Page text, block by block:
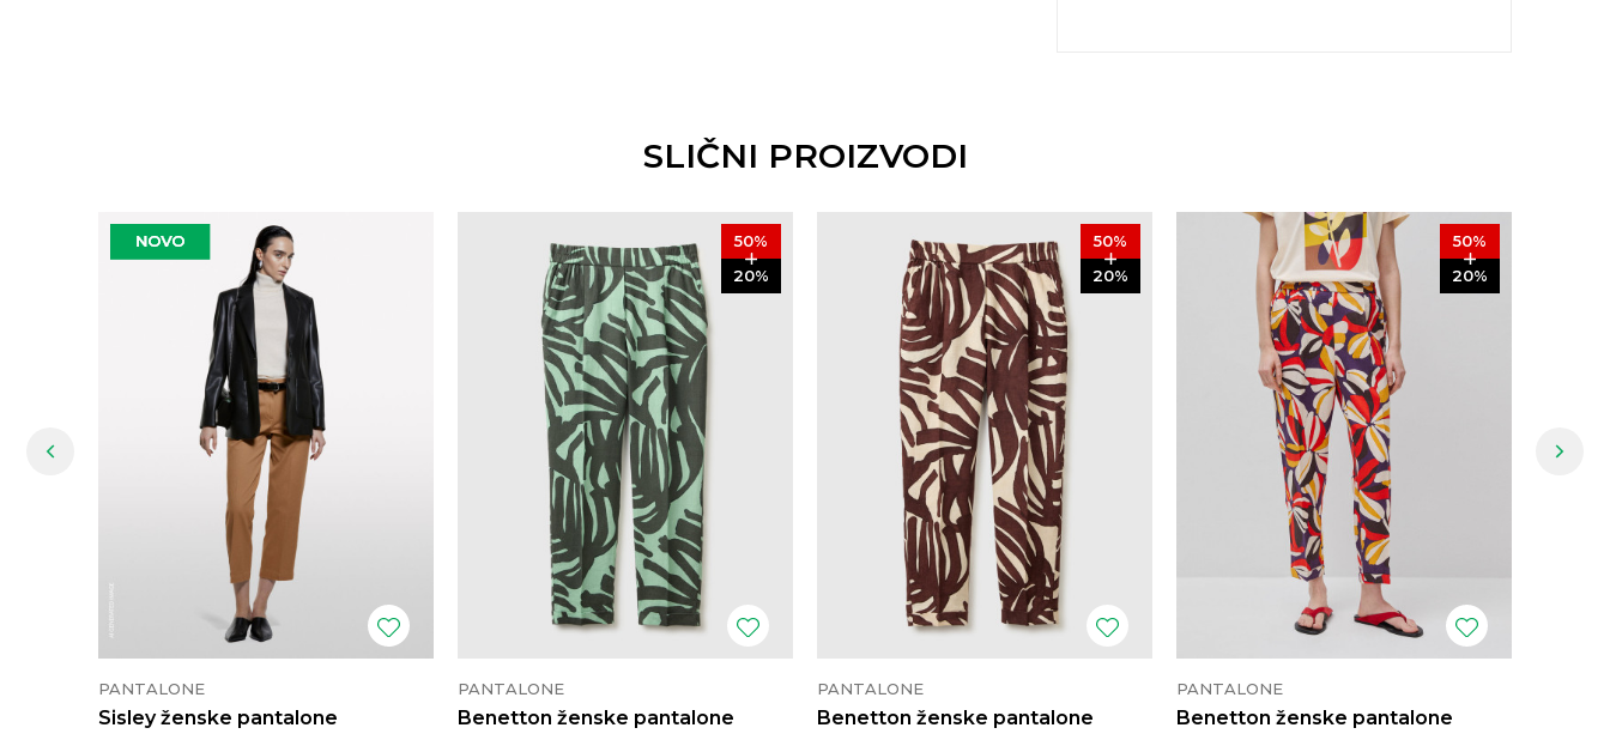
SLIČNI PROIZVODI
PANTALONE
Sisley ženske pantalone
50%
20%
PANTALONE
Benetton ženske pantalone
50%
20%
PANTALONE
Benetton ženske pantalone
50%
20%
PANTALONE
Benetton ženske pantalone